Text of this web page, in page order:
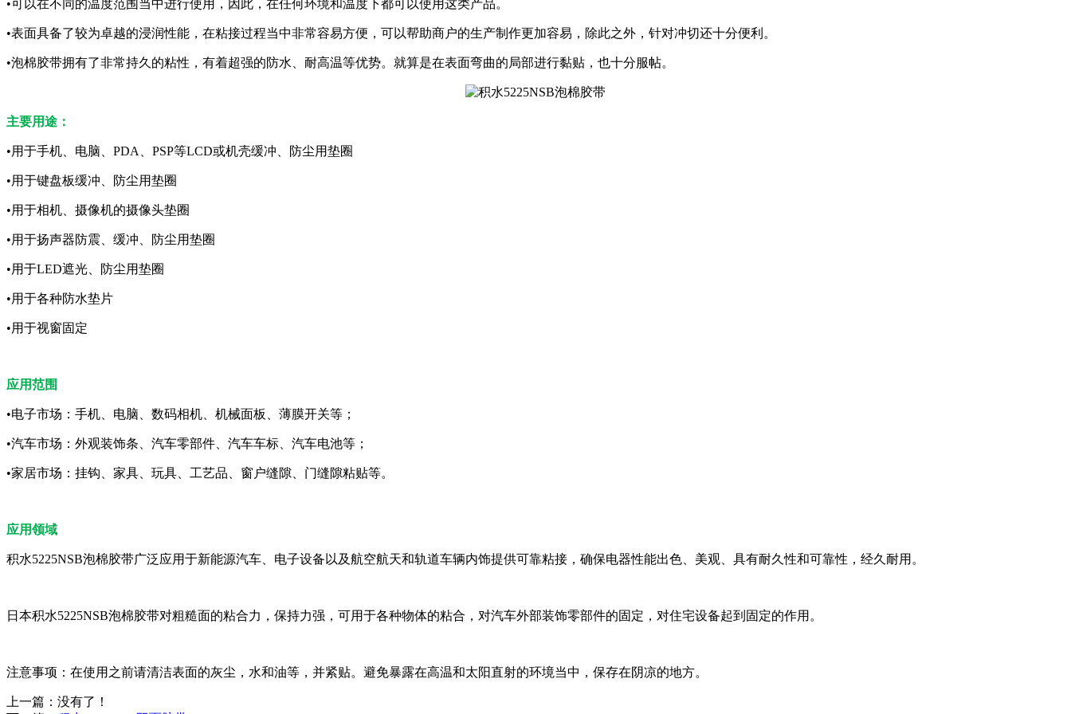
•可以在不同的温度范围当中进行使用，因此，在任何环境和温度下都可以使用这类产品。
•表面具备了较为卓越的浸润性能，在粘接过程当中非常容易方便，可以帮助商户的生产制作更加容易，除此之外，针对冲切还十分便利。
•泡棉胶带拥有了非常持久的粘性，有着超强的防水、耐高温等优势。就算是在表面弯曲的局部进行黏贴，也十分服帖。
主要用途：
•用于手机、电脑、PDA、PSP等LCD或机壳缓冲、防尘用垫圈
•用于键盘板缓冲、防尘用垫圈
•用于相机、摄像机的摄像头垫圈
•用于扬声器防震、缓冲、防尘用垫圈
•用于LED遮光、防尘用垫圈
•用于各种防水垫片
•用于视窗固定
应用范围
•电子市场：手机、电脑、数码相机、机械面板、薄膜开关等；
•汽车市场：外观装饰条、汽车零部件、汽车车标、汽车电池等；
•家居市场：挂钩、家具、玩具、工艺品、窗户缝隙、门缝隙粘贴等。
应用领域
积水5225NSB泡棉胶带广泛应用于新能源汽车、电子设备以及航空航天和轨道车辆内饰提供可靠粘接，确保电器性能出色、美观、具有耐久性和可靠性，经久耐用。
日本积水5225NSB泡棉胶带对粗糙面的粘合力，保持力强，可用于各种物体的粘合，对汽车外部装饰零部件的固定，对住宅设备起到固定的作用。
注意事项：在使用之前请清洁表面的灰尘，水和油等，并紧贴。避免暴露在高温和太阳直射的环境当中，保存在阴凉的地方。
上一篇：没有了！